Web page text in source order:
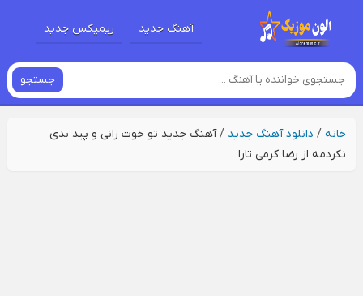
آهنگ جدید ریمیکس جدید
جستجو
خانه/ دانلود آهنگ جدید /آهنگ جدید تو خوت زانی و پید بدی
نکردمه از رضا کرمی تارا